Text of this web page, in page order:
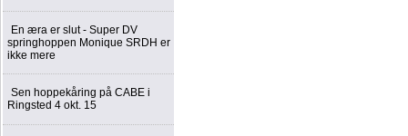
En æra er slut - Super DV
springhoppen Monique SRDH er
ikke mere
Sen hoppekåring på CABE i
Ringsted 4 okt. 15